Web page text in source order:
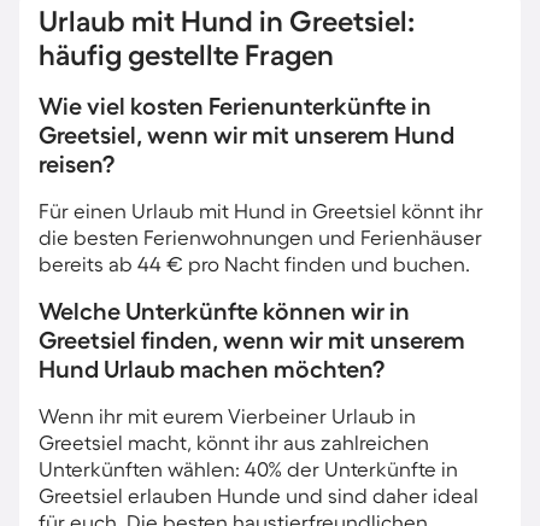
Urlaub mit Hund in Greetsiel:
häufig gestellte Fragen
Wie viel kosten Ferienunterkünfte in
Greetsiel, wenn wir mit unserem Hund
reisen?
Für einen Urlaub mit Hund in Greetsiel könnt ihr
die besten Ferienwohnungen und Ferienhäuser
bereits ab 44 € pro Nacht finden und buchen.
Welche Unterkünfte können wir in
Greetsiel finden, wenn wir mit unserem
Hund Urlaub machen möchten?
Wenn ihr mit eurem Vierbeiner Urlaub in
Greetsiel macht, könnt ihr aus zahlreichen
Unterkünften wählen: 40% der Unterkünfte in
Greetsiel erlauben Hunde und sind daher ideal